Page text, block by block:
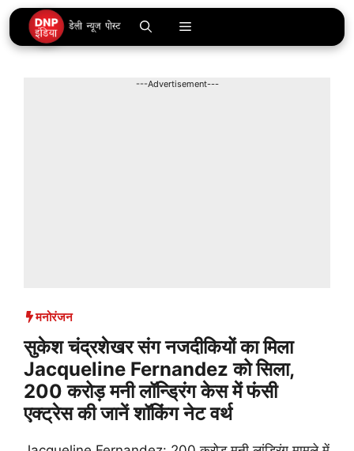
Skip
to
content
Menu
---Advertisement---
मनोरंजन
सुकेश चंद्रशेखर संग नजदीकियों का मिला
Jacqueline Fernandez को सिला,
200 करोड़ मनी लॉन्ड्रिंग केस में फंसी
एक्ट्रेस की जानें शॉकिंग नेट वर्थ